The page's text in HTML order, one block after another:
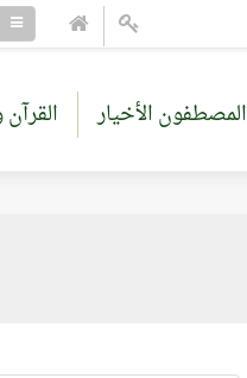
المصطفون الأخيار القرآن